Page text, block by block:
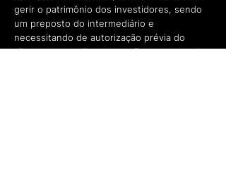
gerir o patrimônio dos investidores, sendo
um preposto do intermediário e
necessitando de autorização prévia do
cliente para realizar operações no mercado